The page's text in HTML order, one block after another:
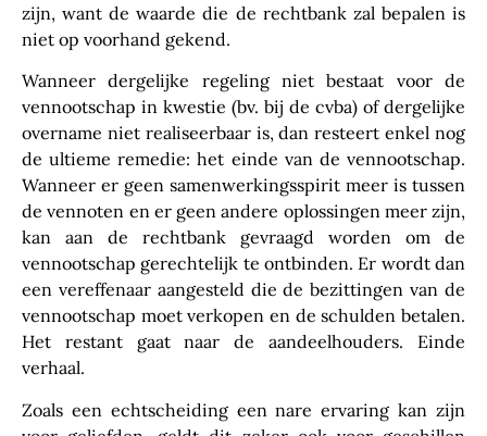
zijn, want de waarde die de rechtbank zal bepalen is
niet op voorhand gekend.
Wanneer dergelijke regeling niet bestaat voor de
vennootschap in kwestie (bv. bij de cvba) of dergelijke
overname niet realiseerbaar is, dan resteert enkel nog
de ultieme remedie: het einde van de vennootschap.
Wanneer er geen samenwerkingsspirit meer is tussen
de vennoten en er geen andere oplossingen meer zijn,
kan aan de rechtbank gevraagd worden om de
vennootschap gerechtelijk te ontbinden. Er wordt dan
een vereffenaar aangesteld die de bezittingen van de
vennootschap moet verkopen en de schulden betalen.
Het restant gaat naar de aandeelhouders. Einde
verhaal.
Zoals een echtscheiding een nare ervaring kan zijn